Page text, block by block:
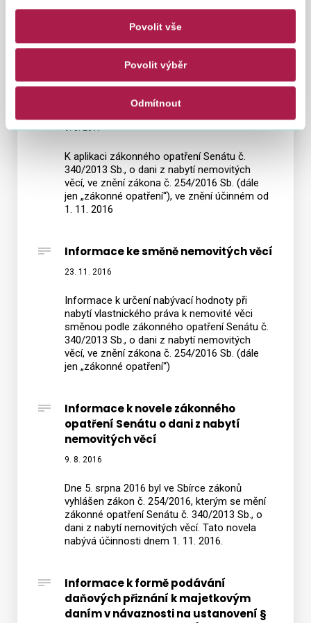
Povolit vše
Povolit výběr
Odmítnout
pozdějších předpisů (dále jen „zákonné
opatření“), v případě nabytí vlastnického
práva k bytové jednotce v rodinném domě
opatření Senátu č. 340/2013 Sb., o
dani z nabytí nemovitých věcí
9. 3. 2017
K aplikaci zákonného opatření Senátu č.
340/2013 Sb., o dani z nabytí nemovitých
věcí, ve znění zákona č. 254/2016 Sb. (dále
jen „zákonné opatření“), ve znění účinném od
1. 11. 2016
Informace ke směně nemovitých věcí
23. 11. 2016
Informace k určení nabývací hodnoty při
nabytí vlastnického práva k nemovité věci
směnou podle zákonného opatření Senátu č.
340/2013 Sb., o dani z nabytí nemovitých
věcí, ve znění zákona č. 254/2016 Sb. (dále
jen „zákonné opatření“)
Informace k novele zákonného
opatření Senátu o dani z nabytí
nemovitých věcí
9. 8. 2016
Dne 5. srpna 2016 byl ve Sbírce zákonů
vyhlášen zákon č. 254/2016, kterým se mění
zákonné opatření Senátu č. 340/2013 Sb., o
dani z nabytí nemovitých věcí. Tato novela
nabývá účinnosti dnem 1. 11. 2016.
Informace k formě podávání
daňových přiznání k majetkovým
daním v návaznosti na ustanovení §